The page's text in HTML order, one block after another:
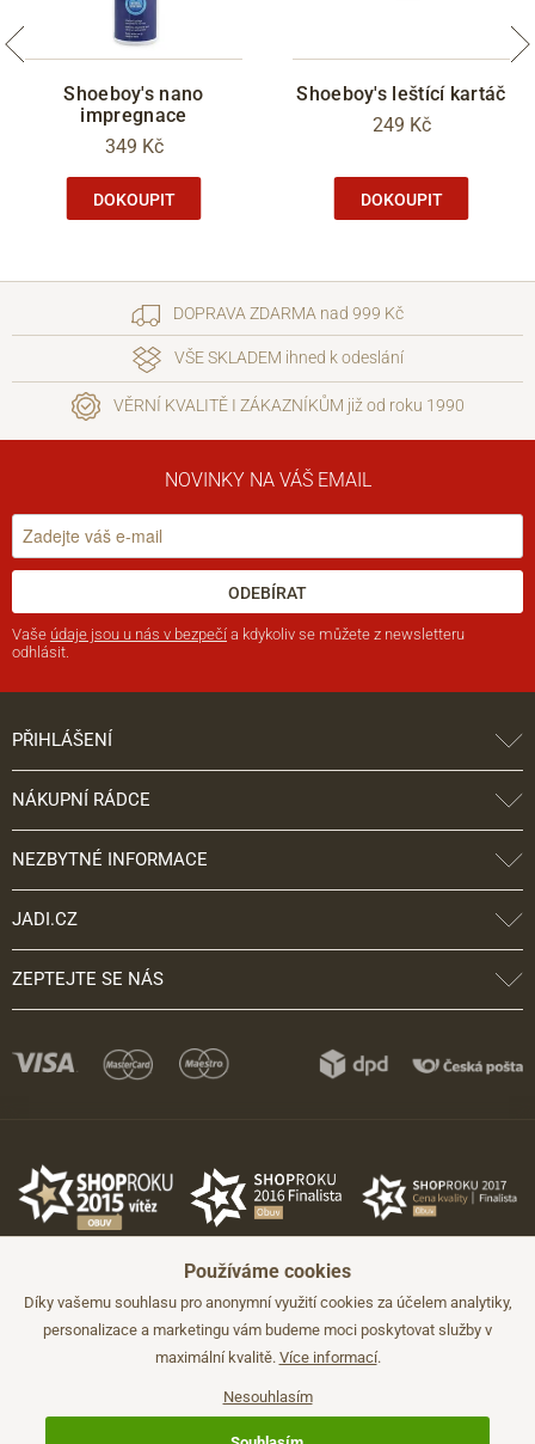
Shoeboy's nano
impregnace
349 Kč
DOKOUPIT
Shoeboy's leštící kartáč
249 Kč
DOKOUPIT
DOPRAVA ZDARMA nad 999 Kč
VŠE SKLADEM ihned k odeslání
VĚRNÍ KVALITĚ I ZÁKAZNÍKŮM již od roku 1990
NOVINKY NA VÁŠ EMAIL
ODEBÍRAT
Vaše údaje jsou u nás v bezpečí a kdykoliv se můžete z newsletteru
odhlásit.
PŘIHLÁŠENÍ
NÁKUPNÍ RÁDCE
NEZBYTNÉ INFORMACE
JADI.CZ
ZEPTEJTE SE NÁS
©2026 JADI.cz. Užití materiálů bez souhlasu není možné.
Používáme cookies
Díky vašemu souhlasu pro anonymní využití cookies za účelem analytiky,
personalizace a marketingu vám budeme moci poskytovat služby v
maximální kvalitě. Více informací.
Nesouhlasím